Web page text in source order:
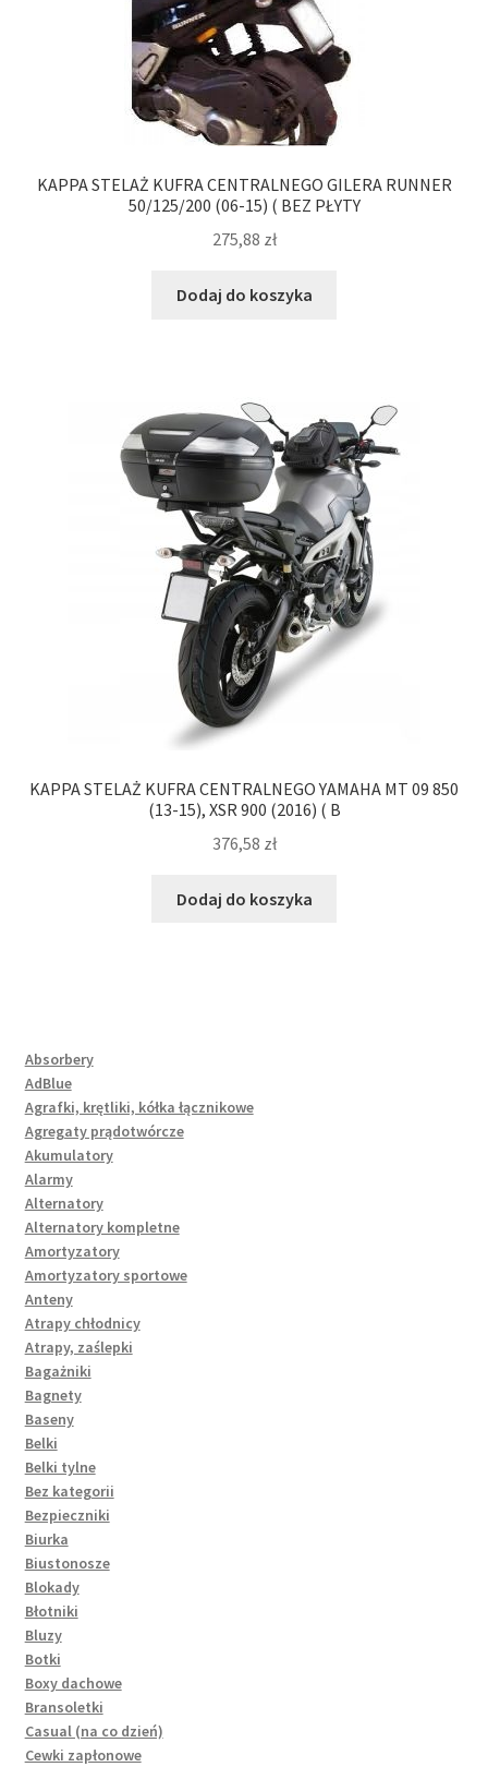
KAPPA STELAŻ KUFRA CENTRALNEGO GILERA RUNNER
50/125/200 (06-15) ( BEZ PŁYTY
275,88 zł
Dodaj do koszyka
KAPPA STELAŻ KUFRA CENTRALNEGO YAMAHA MT 09 850
(13-15), XSR 900 (2016) ( B
376,58 zł
Dodaj do koszyka
Absorbery
AdBlue
Agrafki, krętliki, kółka łącznikowe
Agregaty prądotwórcze
Akumulatory
Alarmy
Alternatory
Alternatory kompletne
Amortyzatory
Amortyzatory sportowe
Anteny
Atrapy chłodnicy
Atrapy, zaślepki
Bagażniki
Bagnety
Baseny
Belki
Belki tylne
Bez kategorii
Bezpieczniki
Biurka
Biustonosze
Blokady
Błotniki
Bluzy
Botki
Boxy dachowe
Bransoletki
Casual (na co dzień)
Cewki zapłonowe